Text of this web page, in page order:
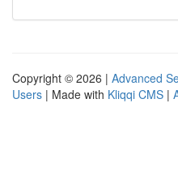
Copyright © 2026 | Advanced
Users | Made with Kliqqi CMS |